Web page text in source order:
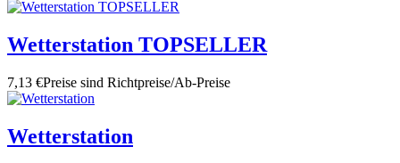
Wetterstation TOPSELLER
7,13 €Preise sind Richtpreise/Ab-Preise
Wetterstation